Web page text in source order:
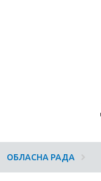
ОБЛАСНА РАДА